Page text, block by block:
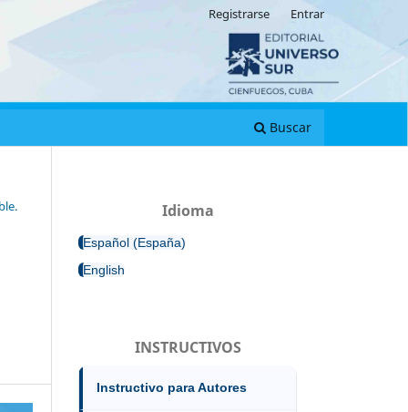
Buscar
Registrarse Entrar
Idioma
Español (España)
English
INSTRUCTIVOS
Instructivo para Autores